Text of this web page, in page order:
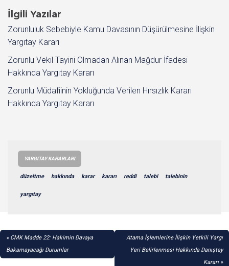
İlgili Yazılar
Zorunluluk Sebebiyle Kamu Davasının Düşürülmesine İlişkin
Yargıtay Kararı
Zorunlu Vekil Tayini Olmadan Alınan Mağdur İfadesi
Hakkında Yargıtay Kararı
Zorunlu Müdafiinin Yokluğunda Verilen Hırsızlık Kararı
Hakkında Yargıtay Kararı
YARGITAY KARARLARI
düzeltme hakkında karar kararı reddi talebi talebinin
yargıtay
YAZI
GEZINMESI
CMK Madde 22: Hakimin Davaya
Bakamayacağı Durumlar
Atama İşlemlerine İlişkin Yetkili Yargı
Yeri Belirlenmesi Hakkında Danıştay
Kararı